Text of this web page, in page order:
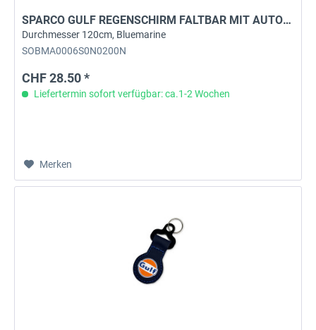
SPARCO GULF REGENSCHIRM FALTBAR MIT AUTOMATIK, LED
Durchmesser 120cm, Bluemarine
SOBMA0006S0N0200N
CHF 28.50 *
Liefertermin sofort verfügbar: ca.1-2 Wochen
Merken